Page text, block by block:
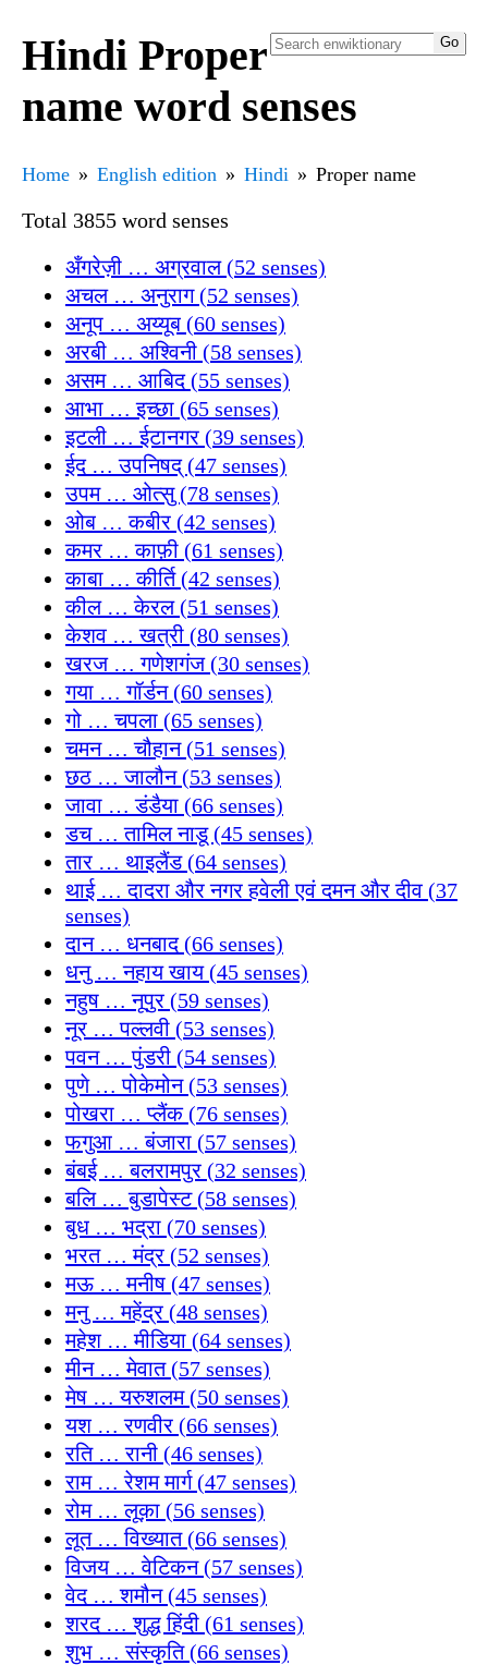
Hindi Proper
name word senses
Home English edition Hindi Proper name
Total 3855 word senses
अँगरेज़ी … अग्रवाल (52 senses)
अचल … अनुराग (52 senses)
अनूप … अय्यूब (60 senses)
अरबी … अश्विनी (58 senses)
असम … आबिद (55 senses)
आभा … इच्छा (65 senses)
इटली … ईटानगर (39 senses)
ईद … उपनिषद् (47 senses)
उपम … ओत्सु (78 senses)
ओब … कबीर (42 senses)
कमर … काफ़ी (61 senses)
काबा … कीर्ति (42 senses)
कील … केरल (51 senses)
केशव … खत्री (80 senses)
खरज … गणेशगंज (30 senses)
गया … गॉर्डन (60 senses)
गो … चपला (65 senses)
चमन … चौहान (51 senses)
छठ … जालौन (53 senses)
जावा … डंडैया (66 senses)
डच … तामिल नाडू (45 senses)
तार … थाइलैंड (64 senses)
थाई … दादरा और नगर हवेली एवं दमन और दीव (37
senses)
दान … धनबाद (66 senses)
धनु … नहाय खाय (45 senses)
नहुष … नूपुर (59 senses)
नूर … पल्लवी (53 senses)
पवन … पुंडरी (54 senses)
पुणे … पोकेमोन (53 senses)
पोखरा … प्लैंक (76 senses)
फगुआ … बंजारा (57 senses)
बंबई … बलरामपुर (32 senses)
बलि … बुडापेस्ट (58 senses)
बुध … भद्रा (70 senses)
भरत … मंद्र (52 senses)
मऊ … मनीष (47 senses)
मनु … महेंद्र (48 senses)
महेश … मीडिया (64 senses)
मीन … मेवात (57 senses)
मेष … यरुशलम (50 senses)
यश … रणवीर (66 senses)
रति … रानी (46 senses)
राम … रेशम मार्ग (47 senses)
रोम … लूक़ा (56 senses)
लूत … विख्यात (66 senses)
विजय … वेटिकन (57 senses)
वेद … शमौन (45 senses)
शरद … शुद्ध हिंदी (61 senses)
शुभ … संस्कृति (66 senses)